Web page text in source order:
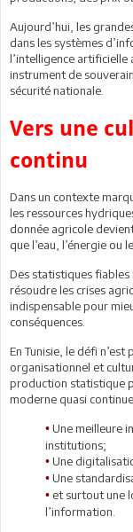
Aujourd’hui, les
dans les systèmes
l’intelligence artificielle
instrument de
sécurité nationale.
Vers une
continu
Dans un contexte
les ressources
donnée agricole
que l’eau, l’énergie ou
Des statistiques fiables
résoudre les crises
indispensable pour
conséquences.
En Tunisie, le défi
organisationnel et
production statistique
moderne quasi
• Une meilleure
institutions;
• Une
• Une
• et surtout une
l’information.